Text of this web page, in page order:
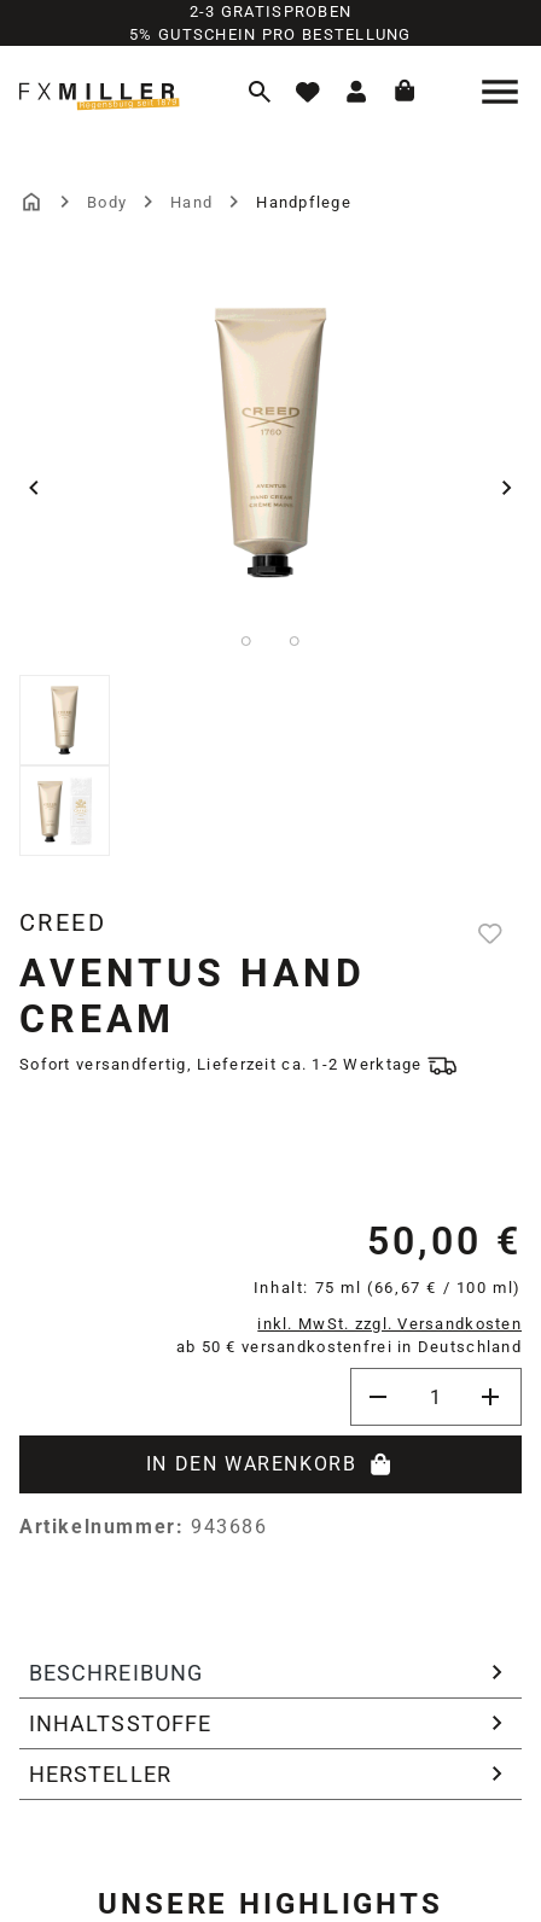
Zum Hauptinhalt springen
2-3 GRATISPROBEN
5% GUTSCHEIN PRO BESTELLUNG
Body Hand Handpflege
Bildergalerie überspringen
CREED
AVENTUS HAND
CREAM
Sofort versandfertig, Lieferzeit ca. 1-2 Werktage
50,00 €
Inhalt: 75 ml(66,67 € / 100 ml)
inkl. MwSt. zzgl. Versandkosten
ab 50 € versandkostenfrei in Deutschland
IN DEN WARENKORB
Artikelnummer: 943686
BESCHREIBUNG
INHALTSSTOFFE
HERSTELLER
UNSERE HIGHLIGHTS